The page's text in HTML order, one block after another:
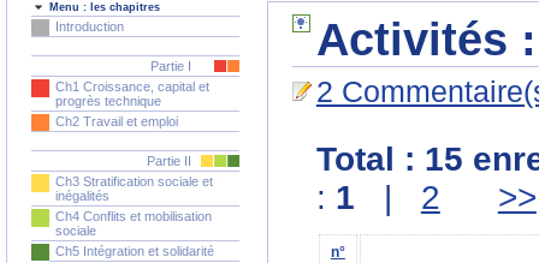
Menu : les chapitres
Introduction
Partie I
Ch1 Croissance, capital et
progrès technique
Ch2 Travail et emploi
Partie II
Ch3 Stratification sociale et
inégalités
Ch4 Conflits et mobilisation
sociale
Ch5 Intégration et solidarité
Activités
2
Total : 15
: 1 | 2 >>
n°